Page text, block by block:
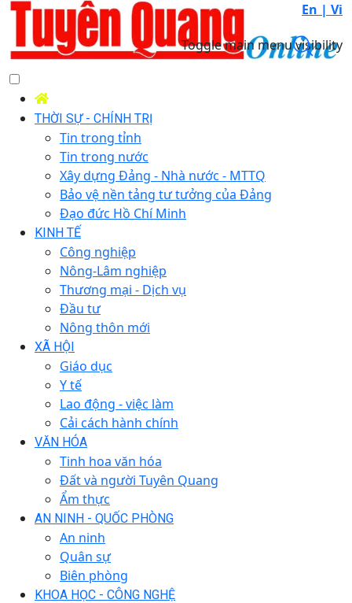
En | Vi
Toggle main menu visibility
THỜI SỰ - CHÍNH TRỊ
Tin trong tỉnh
Tin trong nước
Xây dựng Đảng - Nhà nước - MTTQ
Bảo vệ nền tảng tư tưởng của Đảng
Đạo đức Hồ Chí Minh
KINH TẾ
Công nghiệp
Nông-Lâm nghiệp
Thương mại - Dịch vụ
Đầu tư
Nông thôn mới
XÃ HỘI
Giáo dục
Y tế
Lao động - việc làm
Cải cách hành chính
VĂN HÓA
Tinh hoa văn hóa
Đất và người Tuyên Quang
Ẩm thực
AN NINH - QUỐC PHÒNG
An ninh
Quân sự
Biên phòng
KHOA HỌC - CÔNG NGHỆ